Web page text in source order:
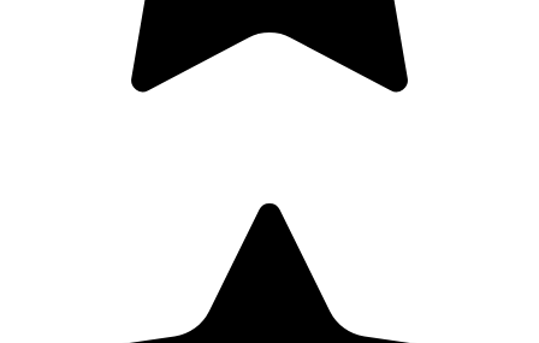
les cocktails
Règle des 3S (Simple, Sweet, Strong)
Atelier pratique : Création de cocktails de base
Retour sur l’atelier pratique
Exemples : Martini, Old Fashioned, Margarita, Daiquiri
Créations modernes